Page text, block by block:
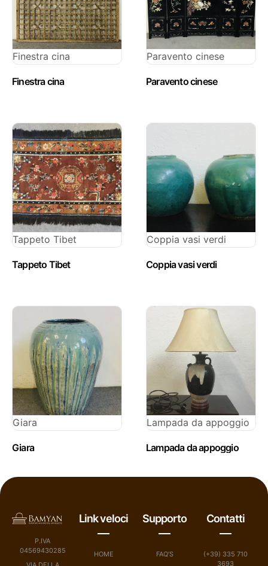
Finestra cina
Finestra cina
Paravento cinese
Paravento cinese
Tappeto Tibet
Tappeto Tibet
Coppia vasi verdi
Coppia vasi verdi
Giara
Giara
Lampada da appoggio
Lampada da appoggio
P.IVA
04569430285
Link veloci
HOME
Supporto
FAQ’S
Contatti
(+39) 335 710
3693